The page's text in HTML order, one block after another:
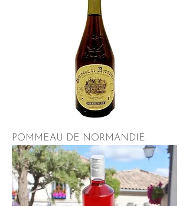
POMMEAU DE NORMANDIE